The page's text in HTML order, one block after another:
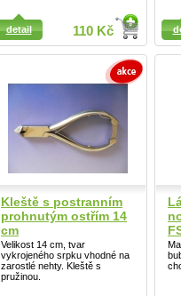
110 Kč
detail
Detail
Kleště s postranním
prohnutým ostřím 14
cm
Velikost 14 cm, tvar
vykrojeného srpku vhodné na
zarostlé nehty. Kleště s
pružinou.